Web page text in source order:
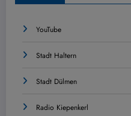
YouTube
Stadt Haltern
Stadt Dülmen
Radio Kiepenkerl